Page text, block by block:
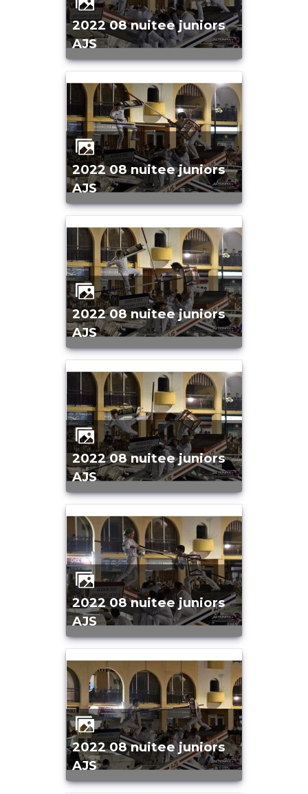
2022 08 nuitee juniors
AJS
2022 08 nuitee juniors
AJS
2022 08 nuitee juniors
AJS
2022 08 nuitee juniors
AJS
2022 08 nuitee juniors
AJS
2022 08 nuitee juniors
AJS